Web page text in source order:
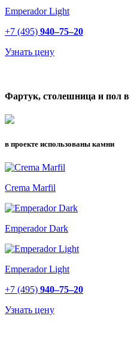
Emperador Light
+7 (495) 940–75–20
Узнать цену
Фартук, столешница и пол в
в проекте использованы камни
Crema Marfil
Emperador Dark
Emperador Light
+7 (495) 940–75–20
Узнать цену